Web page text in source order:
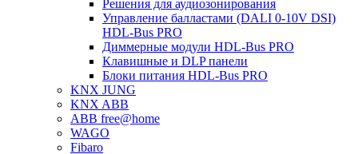
Решения для аудиозонирования
Управление балластами (DALI 0-10V DSI)
HDL-Bus PRO
Диммерные модули HDL-Bus PRO
Клавишные и DLP панели
Блоки питания HDL-Bus PRO
KNX JUNG
KNX ABB
ABB free@home
WAGO
Fibaro